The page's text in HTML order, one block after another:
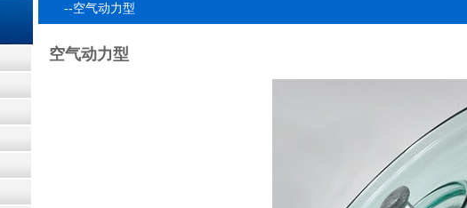
--空气动力型
空气动力型